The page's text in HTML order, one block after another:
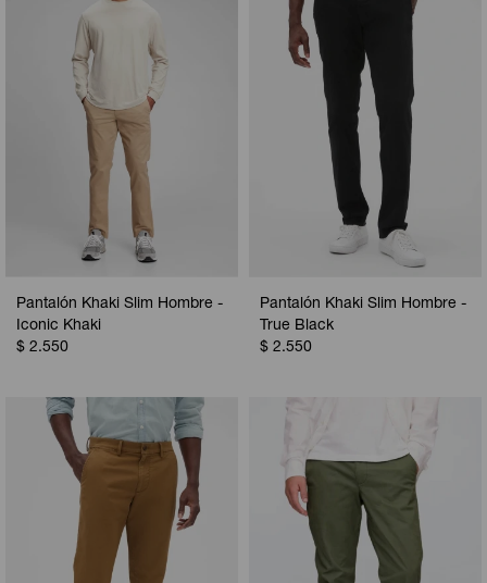
Pantalón Khaki Slim Hombre -
Iconic Khaki
$ 2.550
Pantalón Khaki Slim Hombre -
True Black
$ 2.550